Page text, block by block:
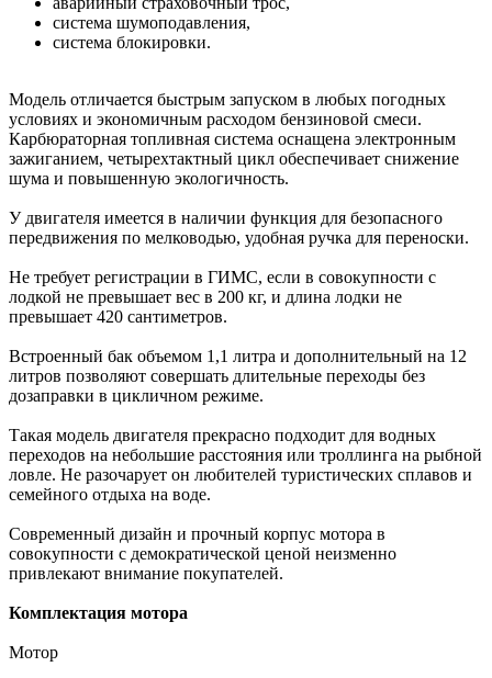
система шумоподавления,
система блокировки.
Модель отличается быстрым запуском в любых погодных
условиях и экономичным расходом бензиновой смеси.
Карбюраторная топливная система оснащена электронным
зажиганием, четырехтактный цикл обеспечивает снижение
шума и повышенную экологичность.
У двигателя имеется в наличии функция для безопасного
передвижения по мелководью, удобная ручка для переноски.
Не требует регистрации в ГИМС, если в совокупности с
лодкой не превышает вес в 200 кг, и длина лодки не
превышает 420 сантиметров.
Встроенный бак объемом 1,1 литра и дополнительный на 12
литров позволяют совершать длительные переходы без
дозаправки в цикличном режиме.
Такая модель двигателя прекрасно подходит для водных
переходов на небольшие расстояния или троллинга на рыбной
ловле. Не разочарует он любителей туристических сплавов и
семейного отдыха на воде.
Современный дизайн и прочный корпус мотора в
совокупности с демократической ценой неизменно
привлекают внимание покупателей.
Комплектация мотора
Мотор